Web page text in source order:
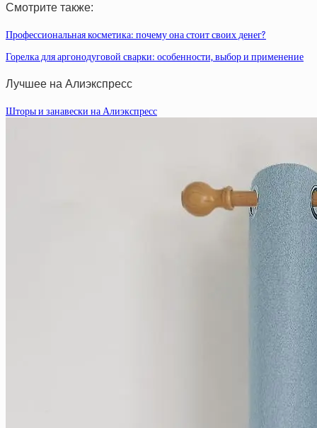
Смотрите также:
Профессиональная косметика: почему она стоит своих денег?
Горелка для аргонодуговой сварки: особенности, выбор и применение
Лучшее на Алиэкспресс
Шторы и занавески на Алиэкспресс